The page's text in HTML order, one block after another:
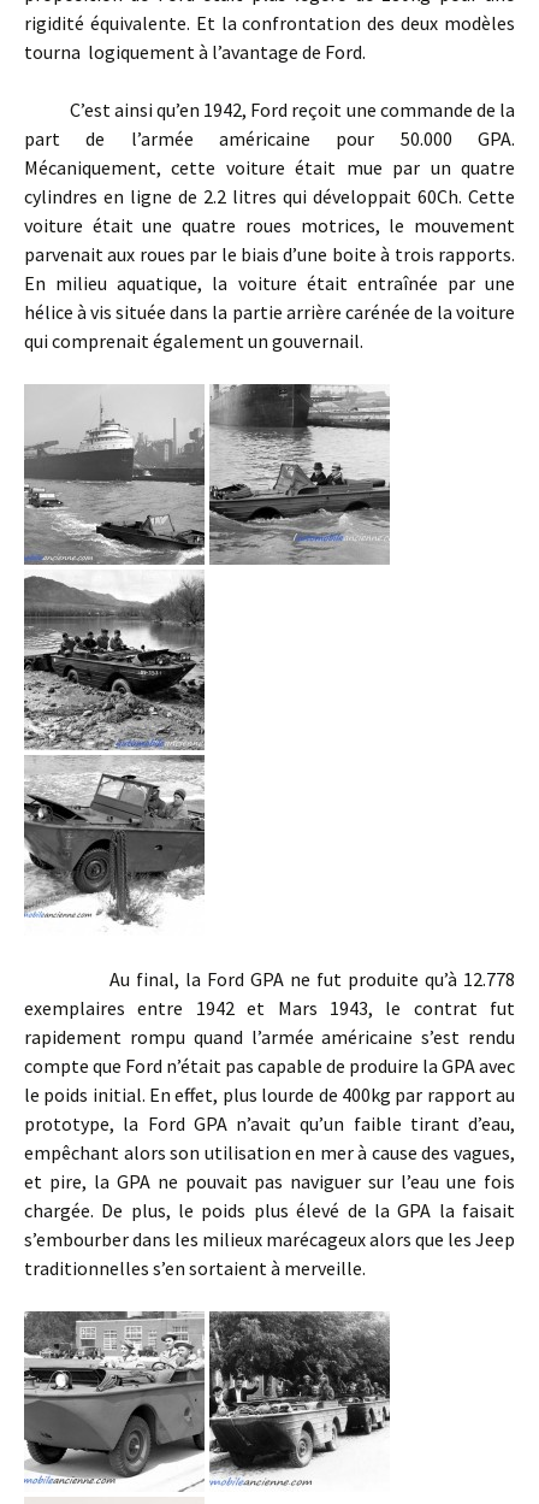
rigidité équivalente. Et la confrontation des deux modèles
tourna logiquement à l’avantage de Ford.
C’est ainsi qu’en 1942, Ford reçoit une commande de la
part de l’armée américaine pour 50.000 GPA.
Mécaniquement, cette voiture était mue par un quatre
cylindres en ligne de 2.2 litres qui développait 60Ch. Cette
voiture était une quatre roues motrices, le mouvement
parvenait aux roues par le biais d’une boite à trois rapports.
En milieu aquatique, la voiture était entraînée par une
hélice à vis située dans la partie arrière carénée de la voiture
qui comprenait également un gouvernail.
Au final, la Ford GPA ne fut produite qu’à 12.778
exemplaires entre 1942 et Mars 1943, le contrat fut
rapidement rompu quand l’armée américaine s’est rendu
compte que Ford n’était pas capable de produire la GPA avec
le poids initial. En effet, plus lourde de 400kg par rapport au
prototype, la Ford GPA n’avait qu’un faible tirant d’eau,
empêchant alors son utilisation en mer à cause des vagues,
et pire, la GPA ne pouvait pas naviguer sur l’eau une fois
chargée. De plus, le poids plus élevé de la GPA la faisait
s’embourber dans les milieux marécageux alors que les Jeep
traditionnelles s’en sortaient à merveille.